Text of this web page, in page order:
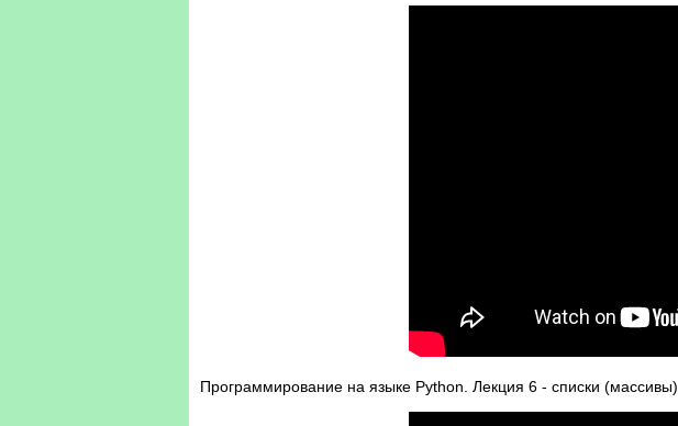
Программирование на языке Python. Лекция 6 - списки (массивы).